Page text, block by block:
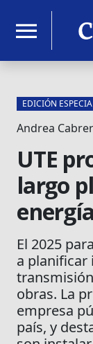
menu
EDICIÓN
Andrea
UTE
largo
El 2025
a planificar
obras. La
empresa
país, y